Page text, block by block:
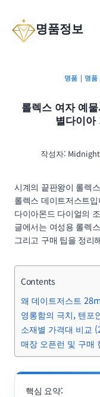
content명품정보
명품 | 명
롤렉스 여자 예
별다이
작성자: Midnight
시계의 끝판왕이 롤렉
롤렉스 데이트저스트
다이아몬드 다이얼의
글에서는 여성용 롤렉
그리고 구매 팁을 정리
Contents
왜 데이트저스트
영롱함의 극치, 텐포
소재별 가격대 비교
매장 오픈런 및 구매
핵심 요약: